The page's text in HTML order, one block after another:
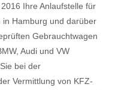
Ihre Anlaufstelle für
in Hamburg und darüber
Gebrauchtwagen
Audi und VW
bei der
Vermittlung von KFZ-